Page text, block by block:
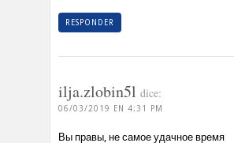
RESPONDER
ilja.zlobin5l dice:
06/03/2019 EN 4:31 PM
Вы правы, не самое удачное время